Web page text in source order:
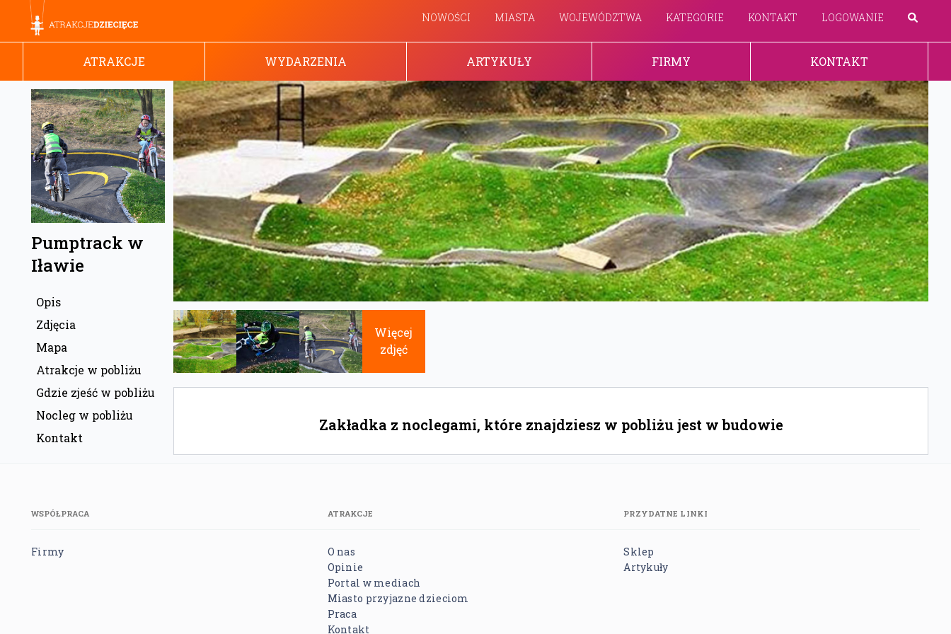
NOWOŚCI MIASTA WOJEWÓDZTWA KATEGORIE KONTAKT LOGOWANIE
ATRAKCJE WYDARZENIA ARTYKUŁY FIRMY KONTAKT
Pumptrack w
Iławie
Opis
Zdjęcia
Mapa
Atrakcje w pobliżu
Gdzie zjeść w pobliżu
Nocleg w pobliżu
Kontakt
Więcej
zdjęć
Zakładka z noclegami, które znajdziesz w pobliżu jest w budowie
WSPÓŁPRACA
Firmy
ATRAKCJE
O nas
Opinie
Portal w mediach
Miasto przyjazne dzieciom
Praca
Kontakt
PRZYDATNE LINKI
Sklep
Artykuły